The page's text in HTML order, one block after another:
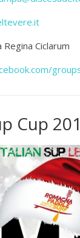
Ciclarum
Cup